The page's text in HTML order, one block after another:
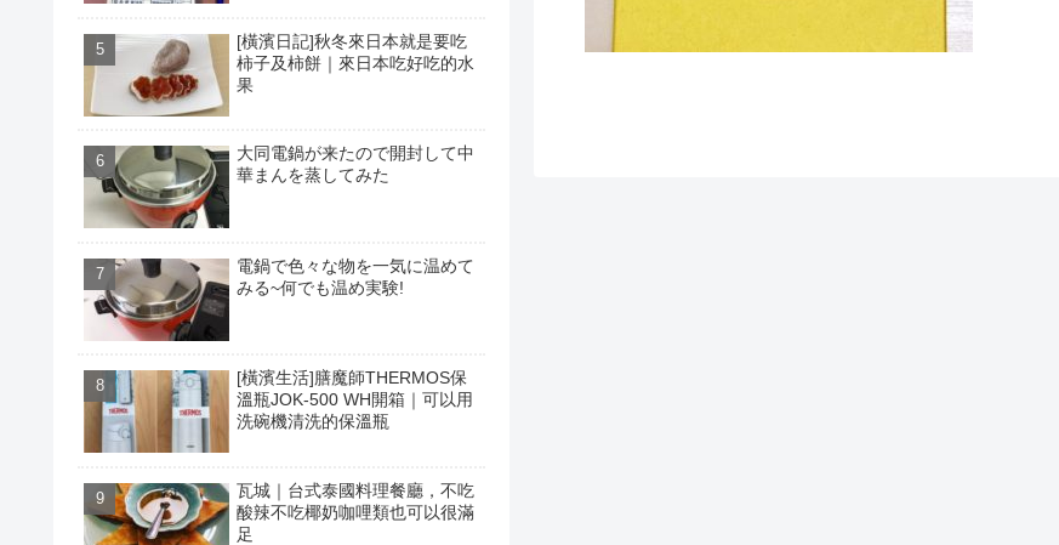
[橫濱日記]秋冬來日本就是要吃
柿子及柿餅｜來日本吃好吃的水
果
大同電鍋が来たので開封して中
華まんを蒸してみた
電鍋で色々な物を一気に温めて
みる~何でも温め実験!
[橫濱生活]膳魔師THERMOS保
溫瓶JOK-500 WH開箱｜可以用
洗碗機清洗的保溫瓶
瓦城｜台式泰國料理餐廳，不吃
酸辣不吃椰奶咖哩類也可以很滿
足